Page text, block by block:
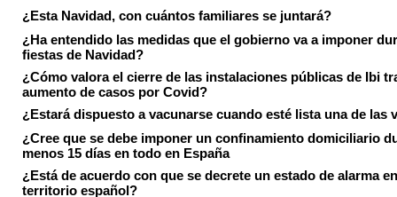
¿Esta Navidad, con cuántos familiares se juntará?
¿Ha entendido las medidas que el gobierno va a imponer
fiestas de Navidad?
¿Cómo valora el cierre de las instalaciones públicas de Ibi
aumento de casos por Covid?
¿Estará dispuesto a vacunarse cuando esté lista una de las
¿Cree que se debe imponer un confinamiento domiciliario
menos 15 días en todo en España
¿Está de acuerdo con que se decrete un estado de alarma
territorio español?